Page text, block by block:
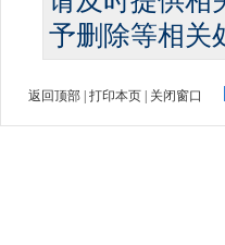
予删除等相关
返回顶部 打印本页 关闭窗口